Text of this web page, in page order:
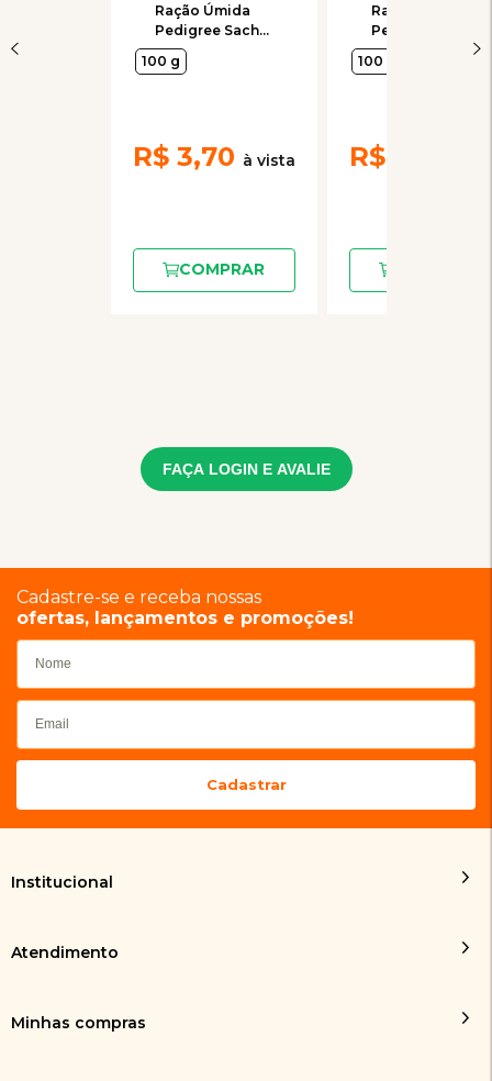
Ração Úmida
Pedigree Sachê
Carne ao Molho
para Cães
100 g
R$ 3,70
COMPRAR
Ração Úmida
Pedigree Sachê
Frango ao
Molho para Cães
100 g
R$
FAÇA LOGIN E AVALIE
Cadastre-se e receba nossas
ofertas, lançamentos e promoções!
Institucional
Atendimento
Minhas compras